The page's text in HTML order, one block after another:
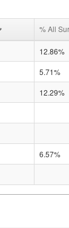
% All
12.86%
5.71%
12.29%
6.57%